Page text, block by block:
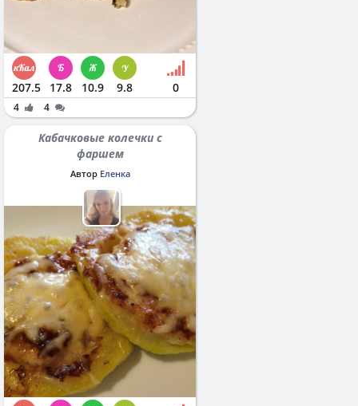
207.5 17.8 10.9 9.8 0
4 4
Кабачковые колечки с
фаршем
Автор Еленка